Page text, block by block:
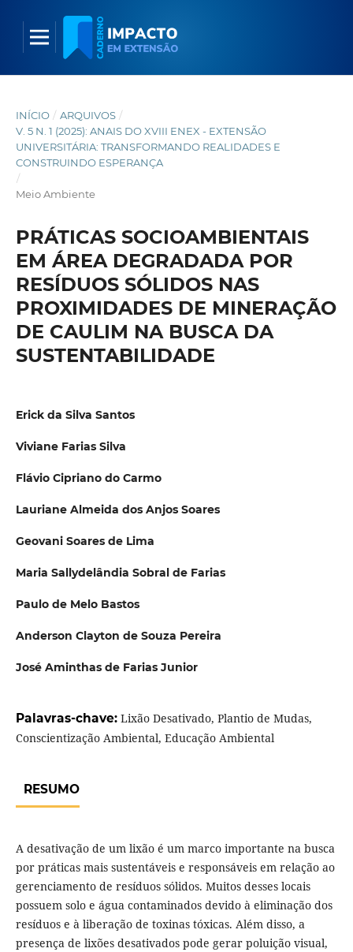
INÍCIO / ARQUIVOS /
V. 5 N. 1 (2025): ANAIS DO XVIII ENEX - EXTENSÃO
UNIVERSITÁRIA: TRANSFORMANDO REALIDADES E
CONSTRUINDO ESPERANÇA
/
Meio Ambiente
PRÁTICAS SOCIOAMBIENTAIS
EM ÁREA DEGRADADA POR
RESÍDUOS SÓLIDOS NAS
PROXIMIDADES DE MINERAÇÃO
DE CAULIM NA BUSCA DA
SUSTENTABILIDADE
Erick da Silva Santos
Viviane Farias Silva
Flávio Cipriano do Carmo
Lauriane Almeida dos Anjos Soares
Geovani Soares de Lima
Maria Sallydelândia Sobral de Farias
Paulo de Melo Bastos
Anderson Clayton de Souza Pereira
José Aminthas de Farias Junior
Palavras-chave: Lixão Desativado, Plantio de Mudas,
Conscientização Ambiental, Educação Ambiental
RESUMO
A desativação de um lixão é um marco importante na busca
por práticas mais sustentáveis e responsáveis em relação ao
gerenciamento de resíduos sólidos. Muitos desses locais
possuem solo e água contaminados devido à eliminação dos
resíduos e à liberação de toxinas tóxicas. Além disso, a
presença de lixões desativados pode gerar poluição visual,